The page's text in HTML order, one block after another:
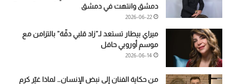
دمشق وانتهت في دمشق
2026-06-22
ميراي بيطار تستعد لـ”زاد قلبي دقّة” بالتزامن مع
موسم أوروبي حافل
2026-06-14
من حكاية الفنان إلى نبض الإنسان… لماذا غيّر كرم